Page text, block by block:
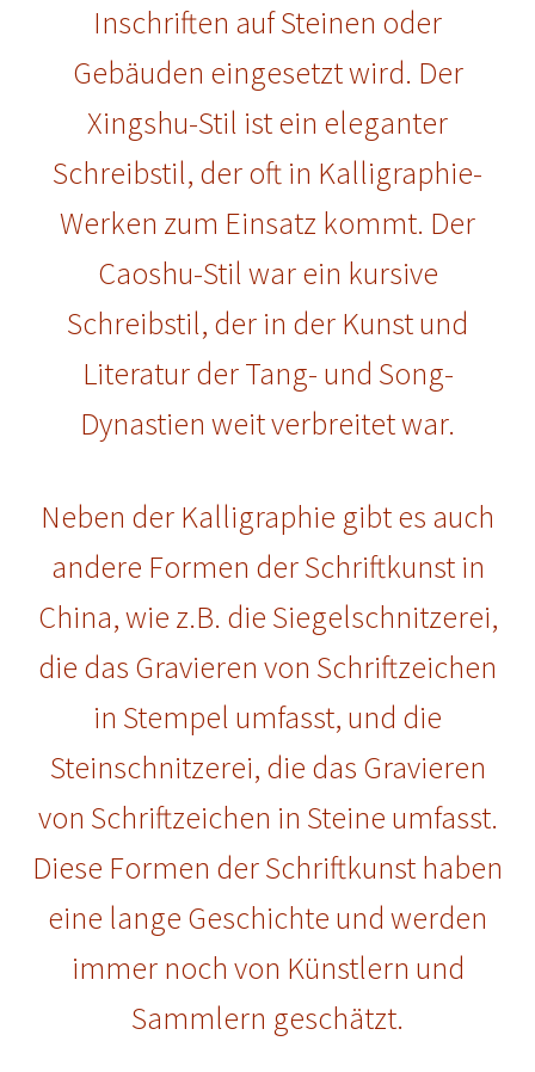
Inschriften auf Steinen oder
Gebäuden eingesetzt wird. Der
Xingshu-Stil ist ein eleganter
Schreibstil, der oft in Kalligraphie-
Werken zum Einsatz kommt. Der
Caoshu-Stil war ein kursive
Schreibstil, der in der Kunst und
Literatur der Tang- und Song-
Dynastien weit verbreitet war.
Neben der Kalligraphie gibt es auch
andere Formen der Schriftkunst in
China, wie z.B. die Siegelschnitzerei,
die das Gravieren von Schriftzeichen
in Stempel umfasst, und die
Steinschnitzerei, die das Gravieren
von Schriftzeichen in Steine umfasst.
Diese Formen der Schriftkunst haben
eine lange Geschichte und werden
immer noch von Künstlern und
Sammlern geschätzt.